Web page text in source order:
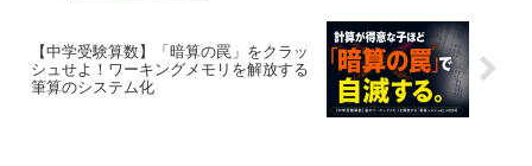
【中学受験算数】「暗算の罠」をクラッ
シュせよ！ワーキングメモリを解放する
筆算のシステム化